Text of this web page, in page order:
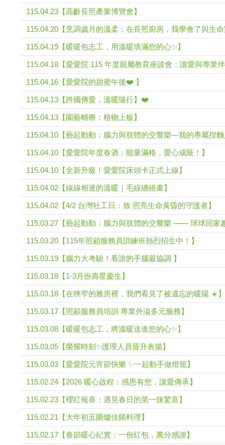
115.04.23【高齡長照產業博覽會】
115.04.20【烹調歲月的溫柔：在長照廚房，我學會了與生
115.04.19【暖暖包志工，用溫暖填滿您的心✨】
115.04.18【愛愛院 115 年度親屬教育座談會：讓愛與專業
115.04.16【愛愛院的甜蜜午後❤️ 】
115.04.13【跨國傳愛，溫暖隨行】❤️
115.04.13【園藝輔療：植物上板】
115.04.10【藝起動動：腦力與肢體的交響樂—我的專屬捏
115.04.10【愛愛院年度春酒：能量滿格，愛心成蔭！】
115.04.10【全新升級！愛愛院床頭卡正式上線】
115.04.02【線線相連的溫暖｜毛線纏繞畫】
115.04.02【4/2 台灣社工日：致 照亮生命黃昏的守護者】
115.03.27【藝起動動：腦力與肢體的交響樂 —— 球球回家
115.03.20【115年照顧服務員訓練班熱烈招生中！】
115.03.19【腦力大考驗！看誰的手腦最協調 】
115.03.18【1-3月份壽星慶生】
115.03.18【在狹窄的雅房裡，我們看見了被遺忘的暖陽 ☀️】
115.03.17【照顧服務員培訓 專業外溢多元服務】
115.03.08【暖暖包志工，將溫暖送進您的心✨】
115.03.05【榮耀時刻✨護理人員晉升表揚】
115.03.03【愛愛院元宵節快樂 ✨一起動手做燈籠】
115.02.24【2026 暖心啟程：感恩有您，讓愛傳承】
115.02.23【櫻紅報喜：遇見春日的第一抹驚喜】
115.02.21【大年初五圍爐佳餚料理】
115.02.17【春節暖心紀實：一份紅包，萬分感謝】